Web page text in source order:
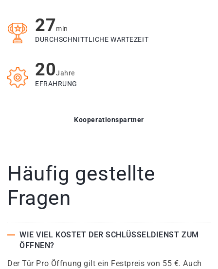
27min
DURCHSCHNITTLICHE WARTEZEIT
20Jahre
EFRAHRUNG
Kooperationspartner
Häufig gestellte
Fragen
WIE VIEL KOSTET DER SCHLÜSSELDIENST ZUM
ÖFFNEN?
Der Tür Pro Öffnung gilt ein Festpreis von 55 €. Auch